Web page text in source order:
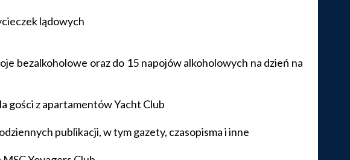
lądowych
bezalkoholowe oraz do 15 napojów alkoholowych na dzień na
gości z apartamentów Yacht Club
publikacji, w tym gazety, czasopisma i inne